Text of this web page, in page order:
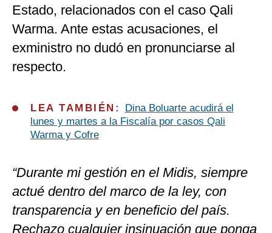
Estado, relacionados con el caso Qali
Warma. Ante estas acusaciones, el
exministro no dudó en pronunciarse al
respecto.
LEA TAMBIÉN:
Dina Boluarte acudirá el
lunes y martes a la Fiscalía por casos Qali
Warma y Cofre
“Durante mi gestión en el Midis, siempre
actué dentro del marco de la ley, con
transparencia y en beneficio del país.
Rechazo cualquier insinuación que ponga